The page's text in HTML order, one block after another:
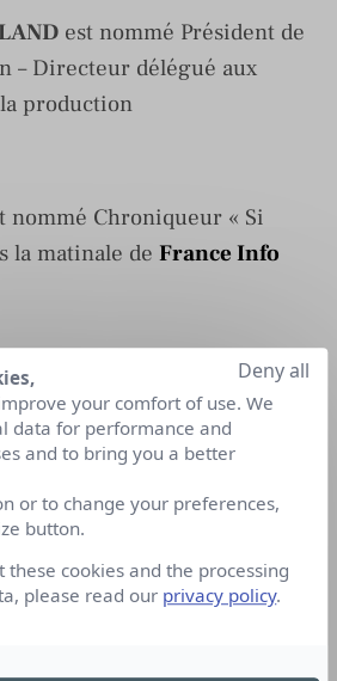
est nommé Président de
– Directeur délégué aux
production
nommé Chroniqueur « Si
la matinale de France Info
est nommé Directeur
SFR Sportyour comfort of use. We
data for performance and
and to bring you a better
or to change your preferences,
button.
these cookies and the processing
please read our privacy policy.
Deny all